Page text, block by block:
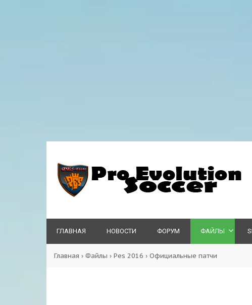
ГЛАВНАЯ НОВОСТИ ФОРУМ ФАЙЛЫ
Главная › Файлы › Pes 2016 › Официальные патчи